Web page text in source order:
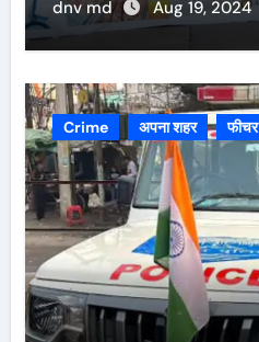
dnv md Aug 19, 2024
Crime अपना शहर फीचर